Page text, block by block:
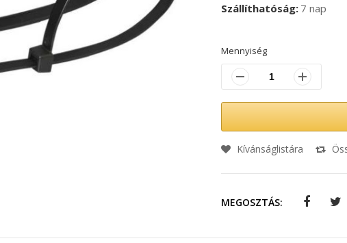
Szállíthatóság 7 nap
Mennyiség
Kívánságlistára
MEGOSZTÁS: